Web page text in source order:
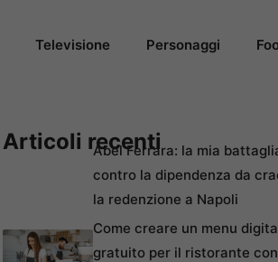
Televisione Personaggi
Articoli recenti
Abel Ferrara: la mia
contro la dipendenza da
la redenzione a Napoli
Come creare un menu
gratuito per il ristorante con